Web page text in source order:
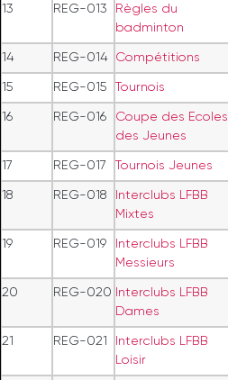
13 REG-013
Règles du
badminton
14 REG-014 Compétitions
15 REG-015 Tournois
16 REG-016
Coupe des Ecoles
des Jeunes
17 REG-017 Tournois Jeunes
18 REG-018
Interclubs LFBB
Mixtes
19 REG-019
Interclubs LFBB
Messieurs
20 REG-020
Interclubs LFBB
Dames
21 REG-021
Interclubs LFBB
Loisir